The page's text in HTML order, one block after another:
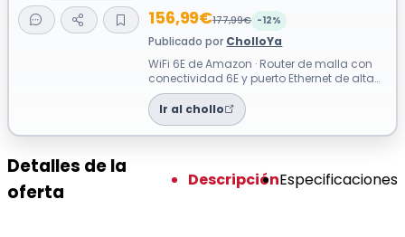
156,99€177,99€ -12%
Publicado por CholloYa
WiFi 6E de Amazon · Router de malla con
conectividad 6E y puerto Ethernet de alta
velocidad Ofrece cobertura robusta ...
Ir al chollo
Detalles de la
oferta
DescripciónEspecificaciones